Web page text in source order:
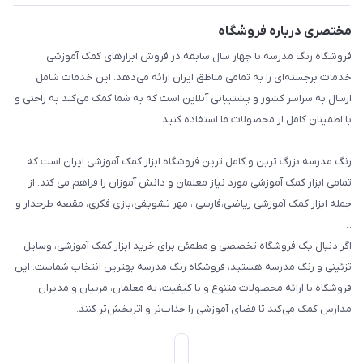
بازی و نمایش
تزئین کلاس
طرح های تشویقی
گیفت ها و جوایز
سایر محصولات
مختصری درباره فروشگاه
فروشگاه رنگ مدرسه با چهار سال سابقه در فروش ابزارهای کمک آموزشی،
خدمات برجسته‌ای را به تمامی مناطق ایران ارائه می‌دهد. این خدمات شامل
ارسال به سراسر کشور و پشتیبانی آنلاین است که به شما کمک می‌کند به راحتی و
با اطمینان کامل از محصولات ما استفاده کنید.
رنگ مدرسه بزرگ ترین و کامل ترین فروشگاه ابزار کمک آموزشی ایران است که
تمامی ابزار کمک آموزشی مورد نیاز معلمان و دانش آموزان را فراهم می کند. از
جمله ابزار کمک آموزشی ریاضی،فارسی ، مهر تشویقی،بازی فکری، مقنعه طرحدار و
…
اگر دنبال یک فروشگاه تخصصی و مطمئن برای خرید ابزار کمک آموزشی، وسایل
تزئینی و رنگ مدرسه هستید، فروشگاه رنگ مدرسه بهترین انتخاب شماست. این
فروشگاه با ارائه محصولات متنوع و با کیفیت، به معلمان، مربیان و مدیران
مدارس کمک می‌کند تا فضای آموزشی را جذاب‌تر و اثربخش‌تر کنند.